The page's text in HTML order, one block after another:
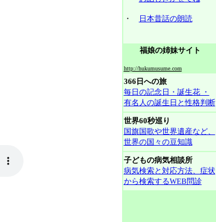
・ 日本昔話の朗読
福娘の姉妹サイト
http://hukumusume.com
366日への旅
毎日の記念日・誕生花 ・
有名人の誕生日と性格判断
世界60秒巡り
国旗国歌や世界遺産など、
世界の国々の豆知識
子どもの病気相談所
病気検索と対応方法、症状
から検索するWEB問診